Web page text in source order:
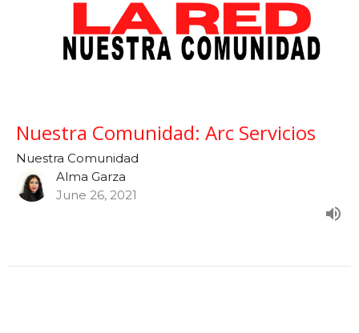
Nuestra Comunidad: Arc Servicios
Nuestra Comunidad
Alma Garza
June 26, 2021